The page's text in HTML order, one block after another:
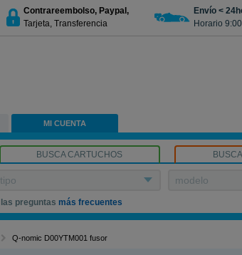
Contrareembolso, Paypal,
Tarjeta, Transferencia
Envío <
Horario
MI CUENTA
BUSCA CARTUCHOS
tipo modelo
preguntas más frecuentes
Q-nomic D00YTM001 fusor